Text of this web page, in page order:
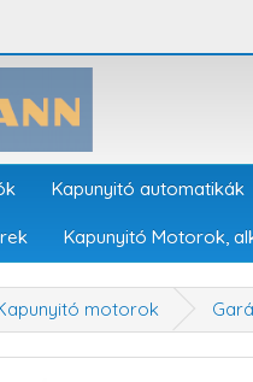
Kapunyitó automatikák
Kapunyitó Motorok,
motorok